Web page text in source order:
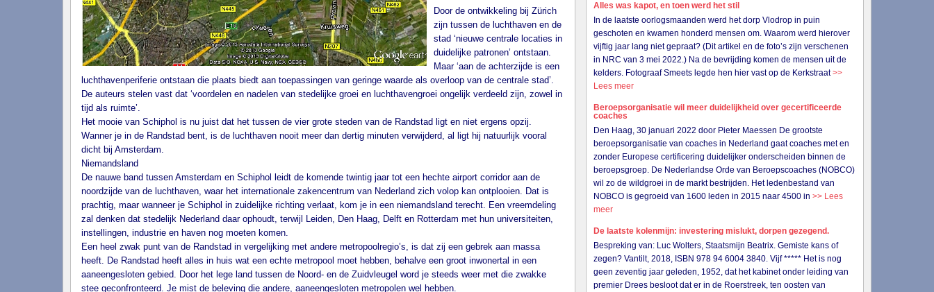
Door de ontwikkeling bij Zürich
zijn tussen de luchthaven en de
stad ‘nieuwe centrale locaties in
duidelijke patronen’ ontstaan.
Maar ‘aan de achterzijde is een
luchthavenperiferie ontstaan die plaats biedt aan toepassingen van geringe waarde als overloop van de centrale stad’.
De auteurs stelen vast dat ‘voordelen en nadelen van stedelijke groei en luchthavengroei ongelijk verdeeld zijn, zowel in
tijd als ruimte’.
Het mooie van Schiphol is nu juist dat het tussen de vier grote steden van de Randstad ligt en niet ergens opzij.
Wanner je in de Randstad bent, is de luchthaven nooit meer dan dertig minuten verwijderd, al ligt hij natuurlijk vooral
dicht bij Amsterdam.
Niemandsland
De nauwe band tussen Amsterdam en Schiphol leidt de komende twintig jaar tot een hechte airport corridor aan de
noordzijde van de luchthaven, waar het internationale zakencentrum van Nederland zich volop kan ontplooien. Dat is
prachtig, maar wanneer je Schiphol in zuidelijke richting verlaat, kom je in een niemandsland terecht. Een vreemdeling
zal denken dat stedelijk Nederland daar ophoudt, terwijl Leiden, Den Haag, Delft en Rotterdam met hun universiteiten,
instellingen, industrie en haven nog moeten komen.
Een heel zwak punt van de Randstad in vergelijking met andere metropoolregio’s, is dat zij een gebrek aan massa
heeft. De Randstad heeft alles in huis wat een echte metropool moet hebben, behalve een groot inwonertal in een
aaneengesloten gebied. Door het lege land tussen de Noord- en de Zuidvleugel word je steeds weer met die zwakke
stee geconfronteerd. Je mist de beleving die andere, aaneengesloten metropolen wel hebben.
Alles was kapot, en toen werd het stil
In de laatste oorlogsmaanden werd het dorp Vlodrop in puin
geschoten en kwamen honderd mensen om. Waarom werd hierover
vijftig jaar lang niet gepraat? (Dit artikel en de foto’s zijn verschenen
in NRC van 3 mei 2022.) Na de bevrijding komen de mensen uit de
kelders. Fotograaf Smeets legde hen hier vast op de Kerkstraat>>
Lees meer
Beroepsorganisatie wil meer duidelijkheid over gecertificeerde
coaches
Den Haag, 30 januari 2022 door Pieter Maessen De grootste
beroepsorganisatie van coaches in Nederland gaat coaches met en
zonder Europese certificering duidelijker onderscheiden binnen de
beroepsgroep. De Nederlandse Orde van Beroepscoaches (NOBCO)
wil zo de wildgroei in de markt bestrijden. Het ledenbestand van
NOBCO is gegroeid van 1600 leden in 2015 naar 4500 in>> Lees
meer
De laatste kolenmijn: investering mislukt, dorpen gezegend.
Bespreking van: Luc Wolters, Staatsmijn Beatrix. Gemiste kans of
zegen? Vantilt, 2018, ISBN 978 94 6004 3840. Vijf ***** Het is nog
geen zeventig jaar geleden, 1952, dat het kabinet onder leiding van
premier Drees besloot dat er in de Roerstreek, ten oosten van